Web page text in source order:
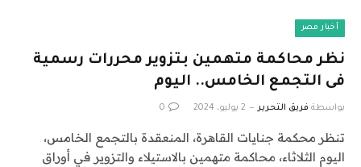
أخبار مصر
نظر محاكمة متهمين بتزوير محررات رسمية
فى التجمع الخامس.. اليوم
بواسطة فريق التحرير 2 يوليو، 2024 0
تنظر محكمة جنايات القاهرة، المنعقدة بالتجمع الخامس،
اليوم الثلاثاء، محاكمة متهمين بالاستيلاء والتزوير في أوراق